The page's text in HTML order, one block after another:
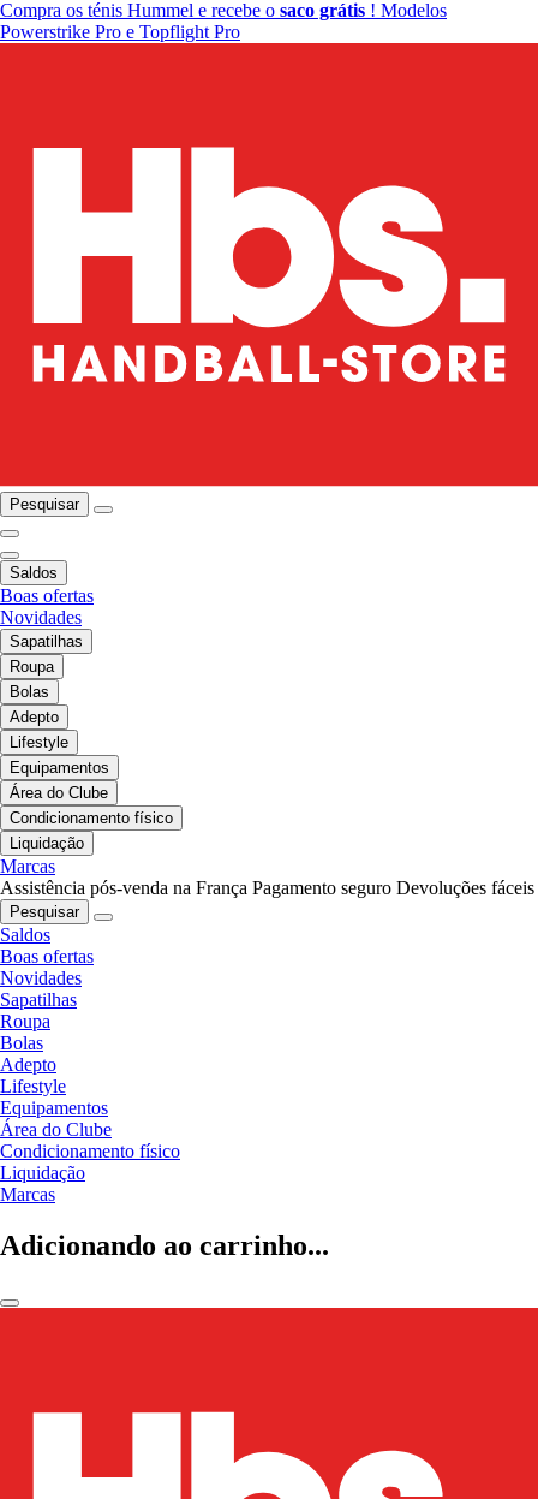
Compra os ténis Hummel e recebe o saco grátis ! Modelos
Powerstrike Pro e Topflight Pro
Pesquisar
Saldos
Boas ofertas
Novidades
Sapatilhas
Roupa
Bolas
Adepto
Lifestyle
Equipamentos
Área do Clube
Condicionamento físico
Liquidação
Marcas
Assistência pós-venda na França Pagamento seguro Devoluções fáceis
Pesquisar
Saldos
Boas ofertas
Novidades
Sapatilhas
Roupa
Bolas
Adepto
Lifestyle
Equipamentos
Área do Clube
Condicionamento físico
Liquidação
Marcas
Adicionando ao carrinho...